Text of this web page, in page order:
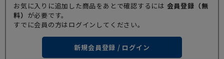
お気に入りに追加した商品をあとで確認するには 会員登録（無
料） が必要です。
すでに会員の方はログインしてください。
新規会員登録 / ログイン